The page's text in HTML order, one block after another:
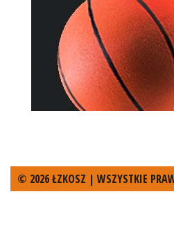
© 2026 ŁZKOSZ | WSZYSTKIE